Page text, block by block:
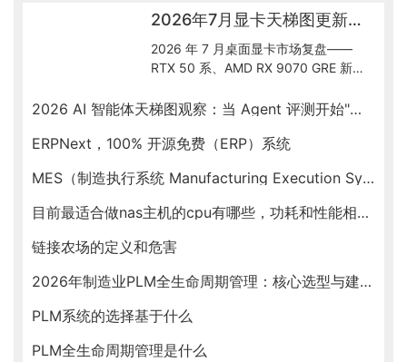
2026年7月显卡天梯图更新解读：50系到底怎么选
2026 年 7 月桌面显卡市场复盘——
RTX 50 系、AMD RX 9070 GRE 新出
Spark ARM SoC 新形态，按预算帮你2026 AI 智能体天梯图观察：当 Agent 评测开始"去滤镜"
ERPNext，100% 开源免费（ERP）系统
MES（制造执行系统 Manufacturing Execution System）
目前最适合做nas主机的cpu有哪些，功耗和性能相对均衡的
链接农场的定义和危害
2026年制造业PLM全生命周期管理：核心选型与建设指南
PLM系统的选择基于什么
PLM全生命周期管理是什么